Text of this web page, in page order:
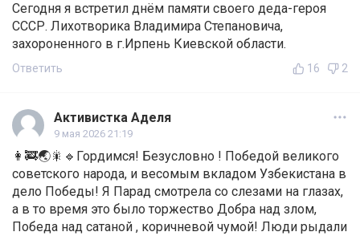
Сегодня я встретил днём памяти своего деда-героя
СССР. Лихотворика Владимира Степановича,
захороненного в г.Ирпень Киевской области.
Ответить 16 2
Активистка Аделя
9 мая 2026 21:19
👩‍🚒🌏🎇🔹Гордимся! Безусловно ! Победой великого
советского народа, и весомым вкладом Узбекистана в
дело Победы! Я Парад смотрела со слезами на глазах,
а в то время это было торжество Добра над злом,
Победа над сатаной , коричневой чумой! Люди рыдали